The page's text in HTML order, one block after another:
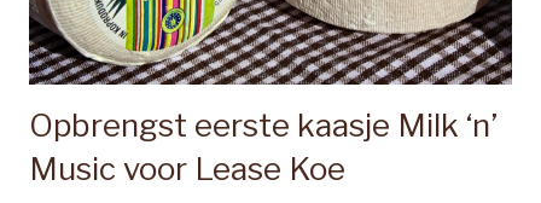
Opbrengst eerste kaasje Milk ‘n’
Music voor Lease Koe